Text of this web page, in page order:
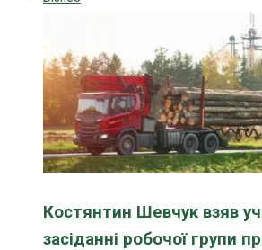
Костянтин Шевчук взяв
засіданні робочої групи